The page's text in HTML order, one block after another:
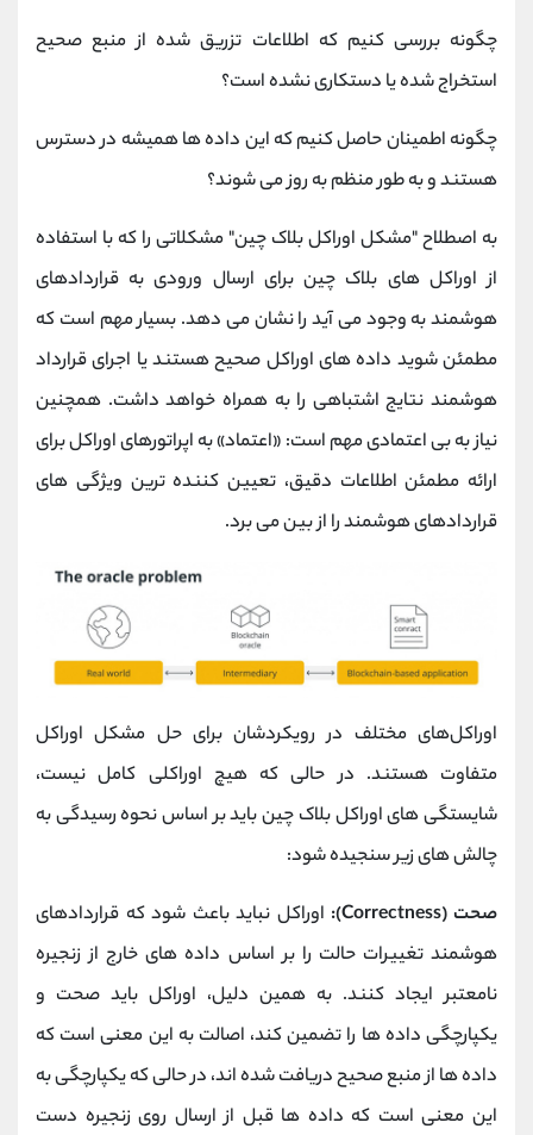
چگونه بررسی کنیم که اطلاعات تزریق شده از منبع صحیح
استخراج شده یا دستکاری نشده است؟
چگونه اطمینان حاصل کنیم که این داده ها همیشه در دسترس
هستند و به طور منظم به روز می شوند؟
به اصطلاح "مشکل اوراکل بلاک چین" مشکلاتی را که با استفاده
از اوراکل های بلاک چین برای ارسال ورودی به قراردادهای
هوشمند به وجود می آید را نشان می دهد. بسیار مهم است که
مطمئن شوید داده های اوراکل صحیح هستند یا اجرای قرارداد
هوشمند نتایج اشتباهی را به همراه خواهد داشت. همچنین
نیاز به بی اعتمادی مهم است: «اعتماد» به اپراتورهای اوراکل برای
ارائه مطمئن اطلاعات دقیق، تعیین کننده ترین ویژگی های
قراردادهای هوشمند را از بین می برد.
اوراکل‌های مختلف در رویکردشان برای حل مشکل اوراکل
متفاوت هستند. در حالی که هیچ اوراکلی کامل نیست،
شایستگی های اوراکل بلاک چین باید بر اساس نحوه رسیدگی به
چالش های زیر سنجیده شود:
صحت (Correctness
): اوراکل نباید باعث شود که قراردادهای
هوشمند تغییرات حالت را بر اساس داده های خارج از زنجیره
نامعتبر ایجاد کنند. به همین دلیل، اوراکل باید صحت و
یکپارچگی داده ها را تضمین کند، اصالت به این معنی است که
داده ها از منبع صحیح دریافت شده اند، در حالی که یکپارچگی به
این معنی است که داده ها قبل از ارسال روی زنجیره دست